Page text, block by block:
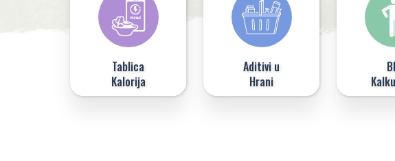
Tablica
Kalorija
Aditivi u
Hrani